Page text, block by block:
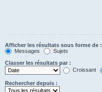
Afficher les résultats sous forme de :
Messages
Sujets
Classer les résultats par :
Croissant
Rechercher depuis :